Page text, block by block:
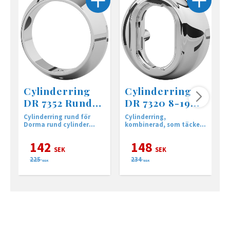
Cylinderring
DR 7352 Rund
Krom
Cylinderring rund för
Dorma rund cylinder
142 SEK
225 SEK
Cylinderring
DR 7320 8-19
krom
Cylinderring,
kombinerad, som täcker
148 SEK
234 SEK